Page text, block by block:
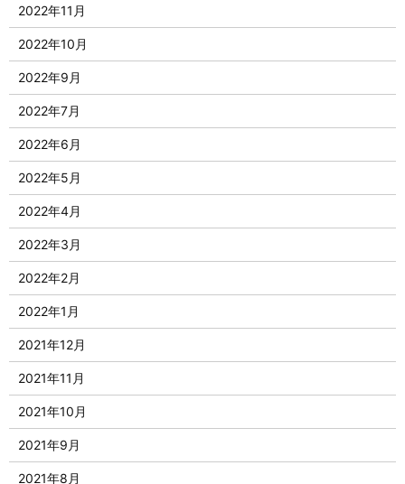
2022年11月
2022年10月
2022年9月
2022年7月
2022年6月
2022年5月
2022年4月
2022年3月
2022年2月
2022年1月
2021年12月
2021年11月
2021年10月
2021年9月
2021年8月